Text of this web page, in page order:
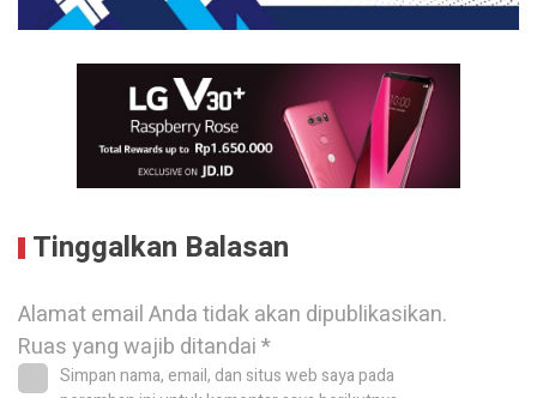
Tinggalkan Balasan
Alamat email Anda tidak akan dipublikasikan.
Ruas yang wajib ditandai*
Simpan nama, email, dan situs web saya pada